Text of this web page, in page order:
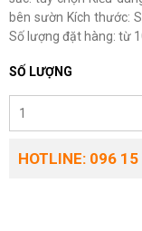
bên sườn Kích thước:
Số lượng đặt hàng: từ
SỐ LƯỢNG
HOTLINE: 096